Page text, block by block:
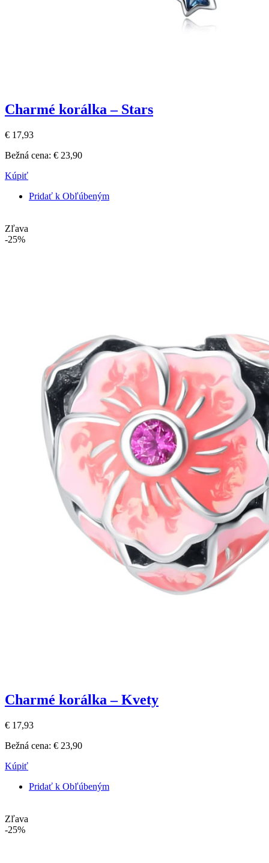
Charmé korálka – Stars
€ 17,93
Bežná cena: € 23,90
Kúpiť
Pridať k Obľúbeným
Zľava
-25%
Charmé korálka – Kvety
€ 17,93
Bežná cena: € 23,90
Kúpiť
Pridať k Obľúbeným
Zľava
-25%